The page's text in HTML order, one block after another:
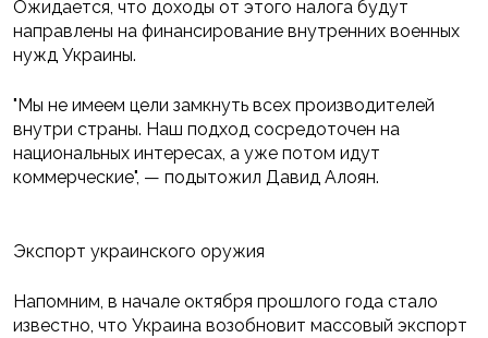
Ожидается, что доходы от этого налога будут
направлены на финансирование внутренних военных
нужд Украины.
"Мы не имеем цели замкнуть всех производителей
внутри страны. Наш подход сосредоточен на
национальных интересах, а уже потом идут
коммерческие", — подытожил Давид Алоян.
Экспорт украинского оружия
Напомним, в начале октября прошлого года стало
известно, что Украина возобновит массовый экспорт